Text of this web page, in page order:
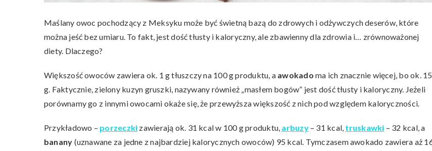
Maślany owoc pochodzący z Meksyku może być świetną bazą do zdrowych i odżywczych deserów, które
można jeść bez umiaru. To fakt, jest dość tłusty i kaloryczny, ale zbawienny dla zdrowia i… zrównoważonej
diety. Dlaczego?
Większość owoców zawiera ok. 1 g tłuszczy na 100 g produktu, a awokado ma ich znacznie więcej, bo ok. 15
g. Faktycznie, zielony kuzyn gruszki, nazywany również „masłem bogów” jest dość tłusty i kaloryczny. Jeżeli
porównamy go z innymi owocami okaże się, że przewyższa większość z nich pod względem kaloryczności.
Przykładowo – porzeczki zawierają ok. 31 kcal w 100 g produktu, arbuzy– 31 kcal, truskawki – 32 kcal, a
banany (uznawane za jedne z najbardziej kalorycznych owoców) 95 kcal. Tymczasem awokado zawiera aż